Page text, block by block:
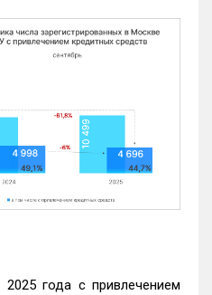
2025 года с привлечением